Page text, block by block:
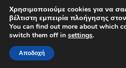
Χρησιμοποιούμε cookies για να
βέλτιστη εμπειρία πλοήγησης
You can find out more about which
switch them off in settings.
Αποδοχή